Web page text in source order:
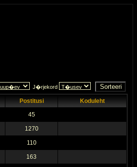
J�rjekord
Postitusi
Koduleht
45
1270
110
163